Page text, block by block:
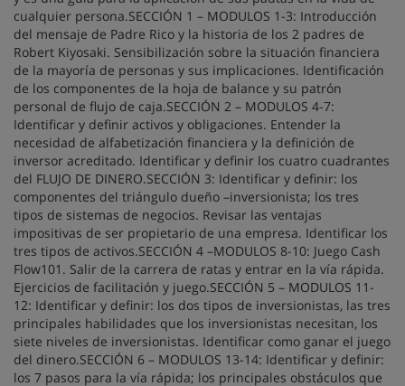
cualquier persona.SECCIÓN 1 – MODULOS 1-3: Introducción
del mensaje de Padre Rico y la historia de los 2 padres de
Robert Kiyosaki. Sensibilización sobre la situación financiera
de la mayoría de personas y sus implicaciones. Identificación
de los componentes de la hoja de balance y su patrón
personal de flujo de caja.SECCIÓN 2 – MODULOS 4-7:
Identificar y definir activos y obligaciones. Entender la
necesidad de alfabetización financiera y la definición de
inversor acreditado. Identificar y definir los cuatro cuadrantes
del FLUJO DE DINERO.SECCIÓN 3: Identificar y definir: los
componentes del triángulo dueño –inversionista; los tres
tipos de sistemas de negocios. Revisar las ventajas
impositivas de ser propietario de una empresa. Identificar los
tres tipos de activos.SECCIÓN 4 –MODULOS 8-10: Juego Cash
Flow101. Salir de la carrera de ratas y entrar en la vía rápida.
Ejercicios de facilitación y juego.SECCIÓN 5 – MODULOS 11-
12: Identificar y definir: los dos tipos de inversionistas, las tres
principales habilidades que los inversionistas necesitan, los
siete niveles de inversionistas. Identificar como ganar el juego
del dinero.SECCIÓN 6 – MODULOS 13-14: Identificar y definir:
los 7 pasos para la vía rápida; los principales obstáculos que